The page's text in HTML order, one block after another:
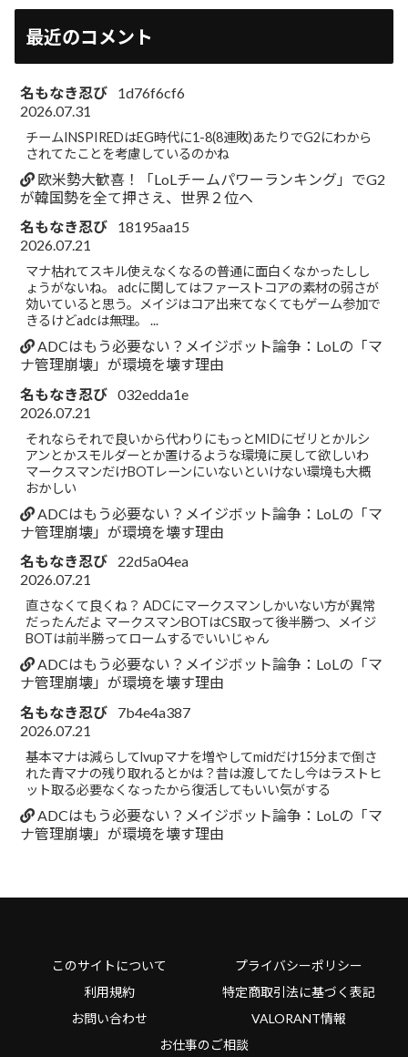
最近のコメント
名もなき忍び
1d76f6cf6
2026.07.31
チームINSPIREDはEG時代に1-8(8連敗)あたりでG2にわから
されてたことを考慮しているのかね
欧米勢大歓喜！「LoLチームパワーランキング」でG2
が韓国勢を全て押さえ、世界２位へ
名もなき忍び
18195aa15
2026.07.21
マナ枯れてスキル使えなくなるの普通に面白くなかったしし
ょうがないね。 adcに関してはファーストコアの素材の弱さが
効いていると思う。メイジはコア出来てなくてもゲーム参加で
きるけどadcは無理。 ...
ADCはもう必要ない？メイジボット論争：LoLの「マ
ナ管理崩壊」が環境を壊す理由
名もなき忍び 032edda1e
2026.07.21
それならそれで良いから代わりにもっとMIDにゼリとかルシ
アンとかスモルダーとか置けるような環境に戻して欲しいわ
マークスマンだけBOTレーンにいないといけない環境も大概
おかしい
ADCはもう必要ない？メイジボット論争：LoLの「マ
ナ管理崩壊」が環境を壊す理由
名もなき忍び
22d5a04ea
2026.07.21
直さなくて良くね？ ADCにマークスマンしかいない方が異常
だったんだよ マークスマンBOTはCS取って後半勝つ、メイジ
BOTは前半勝ってロームするでいいじゃん
ADCはもう必要ない？メイジボット論争：LoLの「マ
ナ管理崩壊」が環境を壊す理由
名もなき忍び
7b4e4a387
2026.07.21
基本マナは減らしてlvupマナを増やしてmidだけ15分まで倒さ
れた青マナの残り取れるとかは？昔は渡してたし今はラストヒ
ット取る必要なくなったから復活してもいい気がする
ADCはもう必要ない？メイジボット論争：LoLの「マ
ナ管理崩壊」が環境を壊す理由
このサイトについて
プライバシーポリシー
利用規約
特定商取引法に基づく表記
お問い合わせ
VALORANT情報
お仕事のご相談